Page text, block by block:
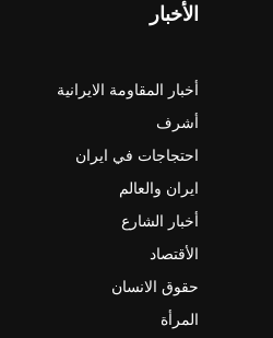
الأخبار
أخبار المقاومة الايرانية
أشرف
احتجاجات في ايران
ايران والعالم
أخبار الشارع
الأقتصاد
حقوق الانسان
المرأة